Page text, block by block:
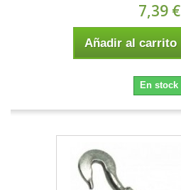
7,39 €
Añadir al carrito
En stock